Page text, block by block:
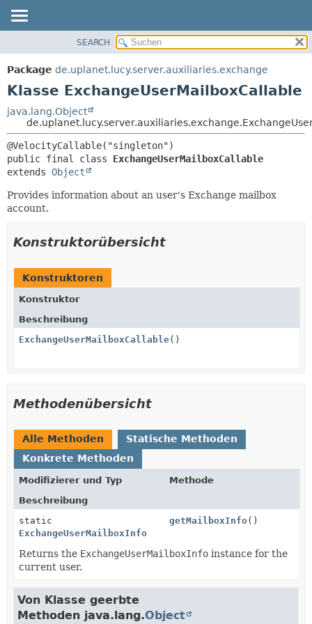
PACKAGE
KLASSE
BAUM
VERALTET
INDEX
ÜBERSICHT:
VERSCHACHTELT
METHODE
DETAILS:
FELD
METHODE
SEARCH
Package de.uplanet.lucy.server.auxiliaries.exchange
Klasse ExchangeUserMailboxCallable
java.lang.Object
public final class ExchangeUserMailboxCallable
extends Object
Provides information about an user's Exchange mailbox
account.
Konstruktorübersicht
Konstruktoren
Konstruktor
Beschreibung
ExchangeUserMailboxCallable()
Methodenübersicht
Alle Methoden
Statische Methoden
Konkrete Methoden
Modifizierer und Typ
Methode
Beschreibung
static
ExchangeUserMailboxInfo
getMailboxInfo()
Returns the ExchangeUserMailboxInfo instance for the
current user.
Von Klasse geerbte
Methoden java.lang.Object